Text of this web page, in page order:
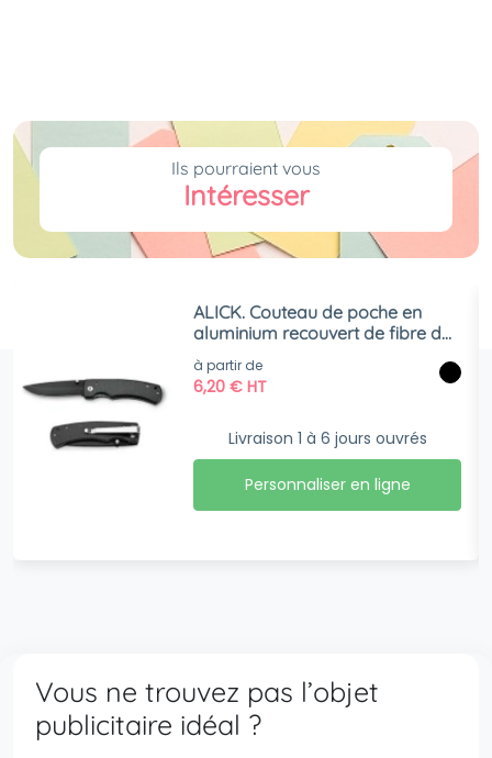
Ils pourraient vous
Intéresser
ALICK. Couteau de poche en
aluminium recouvert de fibre de
carbone
à partir de
6,20€ HT
Livraison 1 à 6 jours ouvrés
Personnaliser en ligne
Vous ne trouvez pas l’objet
publicitaire idéal ?